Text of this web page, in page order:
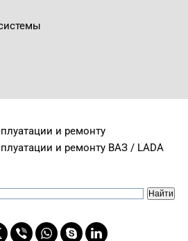
и ремонту
и ремонту ВАЗ / LADA